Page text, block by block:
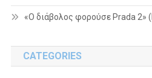
«Ο διάβολος φορούσε Prada 2»
CATEGORIES